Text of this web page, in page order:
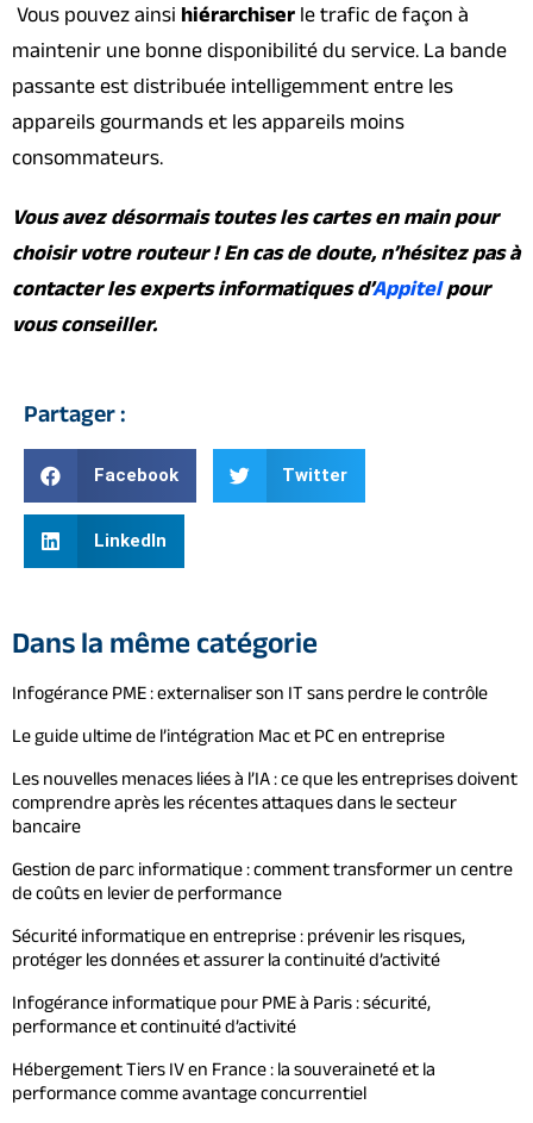
Vous pouvez ainsi hiérarchiser le trafic de façon à
maintenir une bonne disponibilité du service. La bande
passante est distribuée intelligemment entre les
appareils gourmands et les appareils moins
consommateurs.
Vous avez désormais toutes les cartes en main pour
choisir votre routeur ! En cas de doute, n’hésitez pas à
contacter les experts informatiques d’Appitelpour
vous conseiller.
Partager :
Facebook Twitter
LinkedIn
Dans la même catégorie
Infogérance PME : externaliser son IT sans perdre le contrôle
Le guide ultime de l’intégration Mac et PC en entreprise
Les nouvelles menaces liées à l’IA : ce que les entreprises doivent
comprendre après les récentes attaques dans le secteur
bancaire
Gestion de parc informatique : comment transformer un centre
de coûts en levier de performance
Sécurité informatique en entreprise : prévenir les risques,
protéger les données et assurer la continuité d’activité
Infogérance informatique pour PME à Paris : sécurité,
performance et continuité d’activité
Hébergement Tiers IV en France : la souveraineté et la
performance comme avantage concurrentiel